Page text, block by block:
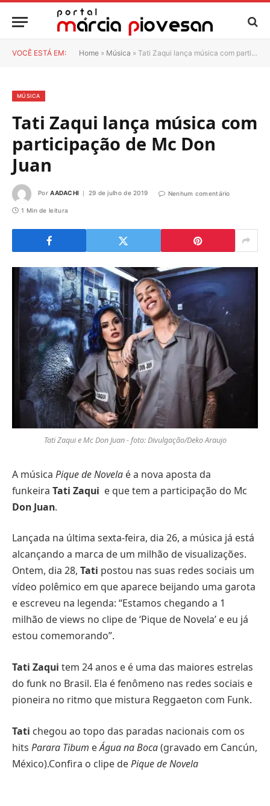
VOCÊ ESTÁ EM: Home » Música » Tati Zaqui lança música com participação de Mc Don Juan
MÚSICA
Tati Zaqui lança música com
participação de Mc Don
Juan
Por AADACHI 29 de julho de 2019 Nenhum comentário
1 Min de leitura
Tati Zaqui e Mc Don Juan - foto: Divulgação/Deko Araujo
A música Pique de Novela é a nova aposta da
funkeira Tati Zaqui e que tem a participação do Mc
Don Juan.
Lançada na última sexta-feira, dia 26, a música já está
alcançando a marca de um milhão de visualizações.
Ontem, dia 28, Tati postou nas suas redes sociais um
vídeo polêmico em que aparece beijando uma garota
e escreveu na legenda: “Estamos chegando a 1
milhão de views no clipe de ‘Pique de Novela’ e eu já
estou comemorando”.
Tati Zaqui tem 24 anos e é uma das maiores estrelas
do funk no Brasil. Ela é fenômeno nas redes sociais e
pioneira no ritmo que mistura Reggaeton com Funk.
Tati chegou ao topo das paradas nacionais com os
hits Parara Tibum eÁgua na Boca(gravado em Cancún,
México).Confira o clipe dePique de Novela